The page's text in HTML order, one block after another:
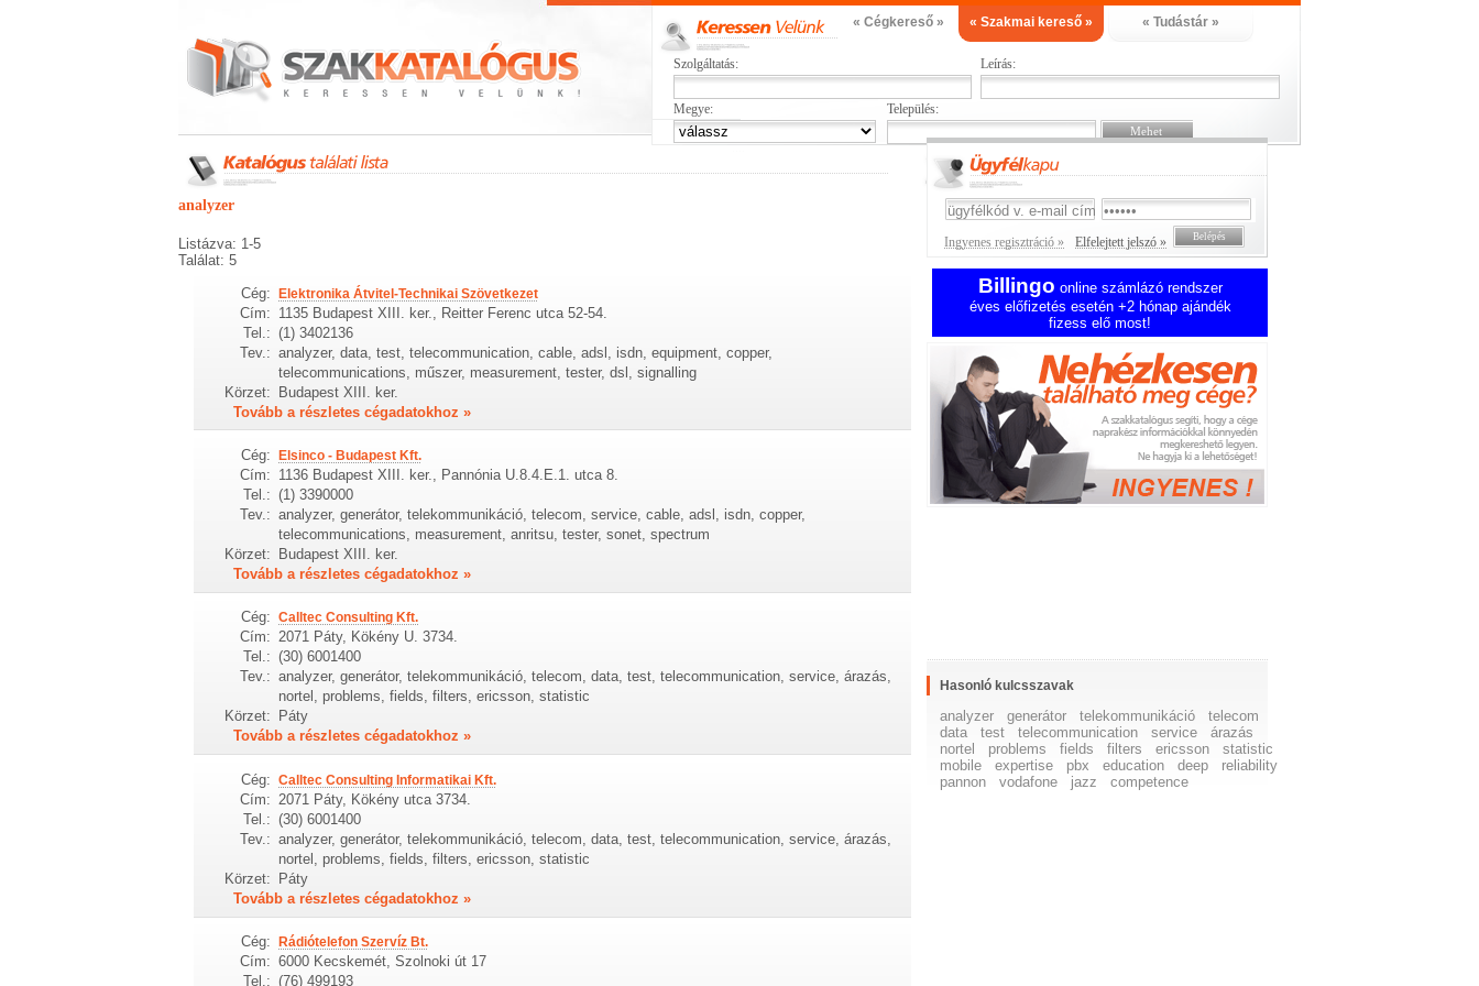
« Cégkereső » « Szakmai kereső » « Tudástár »
Szolgáltatás: Leírás:
Megye: Település:
analyzer
Listázva: 1-5
Találat: 5
Cég: Elektronika Átvitel-Technikai Szövetkezet
Cím: 1135 Budapest XIII. ker., Reitter Ferenc utca 52-54.
Tel.: (1) 3402136
Tev.: analyzer, data, test, telecommunication, cable, adsl, isdn, equipment, copper,
telecommunications, műszer, measurement, tester, dsl, signalling
Körzet: Budapest XIII. ker.
Tovább a részletes cégadatokhoz »
Cég: Elsinco - Budapest Kft.
Cím: 1136 Budapest XIII. ker., Pannónia U.8.4.E.1. utca 8.
Tel.: (1) 3390000
Tev.: analyzer, generátor, telekommunikáció, telecom, service, cable, adsl, isdn, copper,
telecommunications, measurement, anritsu, tester, sonet, spectrum
Körzet:
Budapest XIII. ker.
Tovább a részletes cégadatokhoz »
Cég: Calltec Consulting Kft.
Cím: 2071 Páty, Kökény U. 3734.
Tel.: (30) 6001400
Tev.: analyzer, generátor, telekommunikáció, telecom, data, test, telecommunication, service, árazás,
nortel, problems, fields, filters, ericsson, statistic
Körzet:
Páty
Tovább a részletes cégadatokhoz »
Cég: Calltec Consulting Informatikai Kft.
Cím: 2071 Páty, Kökény utca 3734.
Tel.: (30) 6001400
Tev.: analyzer, generátor, telekommunikáció, telecom, data, test, telecommunication, service, árazás,
nortel, problems, fields, filters, ericsson, statistic
Körzet:
Páty
Tovább a részletes cégadatokhoz »
Cég: Rádiótelefon Szervíz Bt.
Cím: 6000 Kecskemét, Szolnoki út 17
Tel.: (76) 499193
Ingyenes regisztráció » Elfelejtett jelszó »
Billingo online számlázó rendszer
éves előfizetés esetén +2 hónap ajándék
fizess elő most!
Hasonló kulcsszavak
analyzer generátor telekommunikáció
telecom
data
test telecommunication service
árazás
nortel
problems fields filters ericsson
statistic
mobile
expertise pbx education deep
reliability
pannon
vodafone jazz competence